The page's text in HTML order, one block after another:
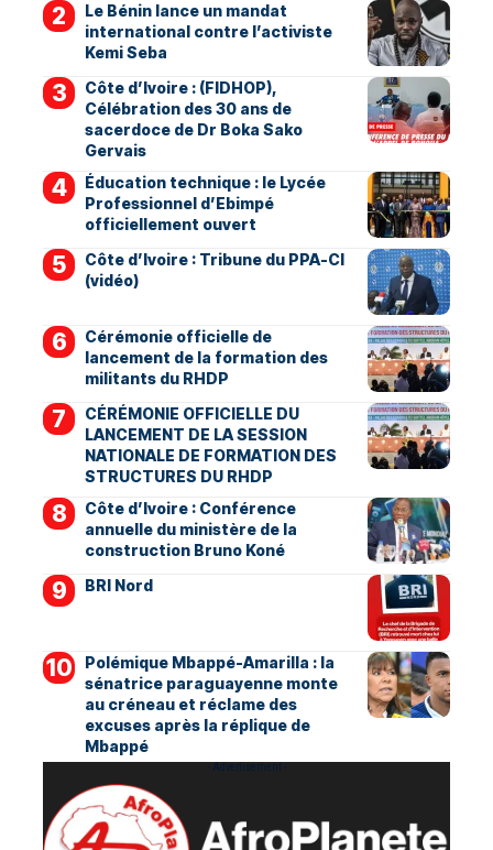
Le Bénin lance un mandat
international contre l’activiste
Kemi Seba
Côte d’Ivoire : (FIDHOP),
Célébration des 30 ans de
sacerdoce de Dr Boka Sako
Gervais
Éducation technique : le Lycée
Professionnel d’Ebimpé
officiellement ouvert
Côte d’Ivoire : Tribune du PPA-CI
(vidéo)
Cérémonie officielle de
lancement de la formation des
militants du RHDP
CÉRÉMONIE OFFICIELLE DU
LANCEMENT DE LA SESSION
NATIONALE DE FORMATION DES
STRUCTURES DU RHDP
Côte d’Ivoire : Conférence
annuelle du ministère de la
construction Bruno Koné
BRI Nord
Polémique Mbappé-Amarilla : la
sénatrice paraguayenne monte
au créneau et réclame des
excuses après la réplique de
Mbappé
- Advertisement -